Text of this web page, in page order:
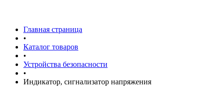
Главная страница
•
Каталог товаров
•
Устройства безопасности
•
Индикатор, сигнализатор напряжения